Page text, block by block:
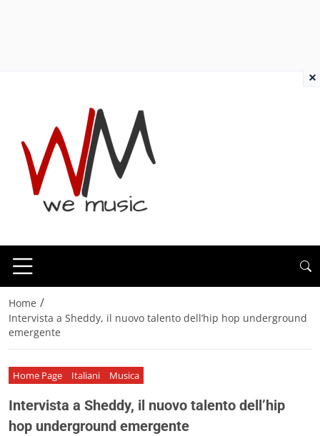
Home /
Intervista a Sheddy, il nuovo talento dell’hip hop underground
emergente
Home Page Italiani Musica
Intervista a Sheddy, il nuovo talento dell’hip
hop underground emergente
×